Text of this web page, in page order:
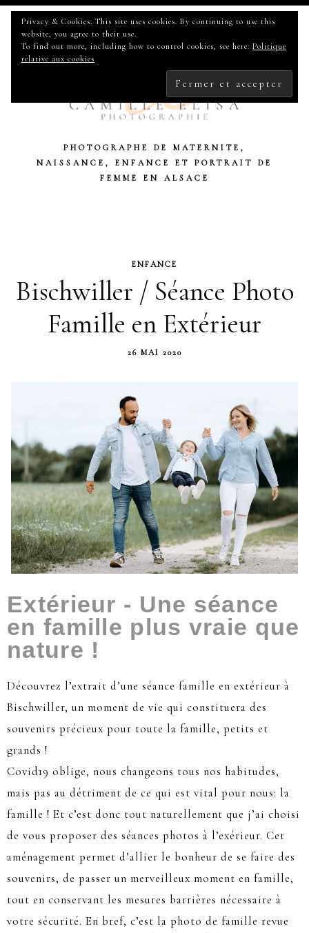
PHOTOGRAPHE DE MATERNITE,
NAISSANCE, ENFANCE ET PORTRAIT DE
FEMME EN ALSACE
ENFANCE
Bischwiller / Séance Photo
Famille en Extérieur
26 MAI 2020
Extérieur - Une séance
en famille plus vraie que
nature !
Découvrez l’extrait d’une séance famille en extérieur à
Bischwiller, un moment de vie qui constituera des
souvenirs précieux pour toute la famille, petits et
grands !
Covid19 oblige, nous changeons tous nos habitudes,
mais pas au détriment de ce qui est vital pour nous: la
famille ! Et c’est donc tout naturellement que j’ai choisi
de vous proposer des séances photos à l’exérieur. Cet
aménagement permet d’allier le bonheur de se faire des
souvenirs, de passer un merveilleux moment en famille,
tout en conservant les mesures barrières nécessaire à
votre sécurité. En bref, c’est la photo de famille revue
Privacy & Cookies: This site uses cookies. By continuing to use this
website, you agree to their use.
To find out more, including how to control cookies, see here: Politique
relative aux cookies